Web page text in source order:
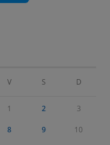
V S D
1 2 3
8 9 10